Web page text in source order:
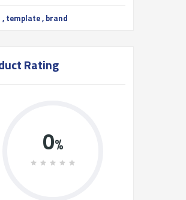
, template, brand
Rating
0%